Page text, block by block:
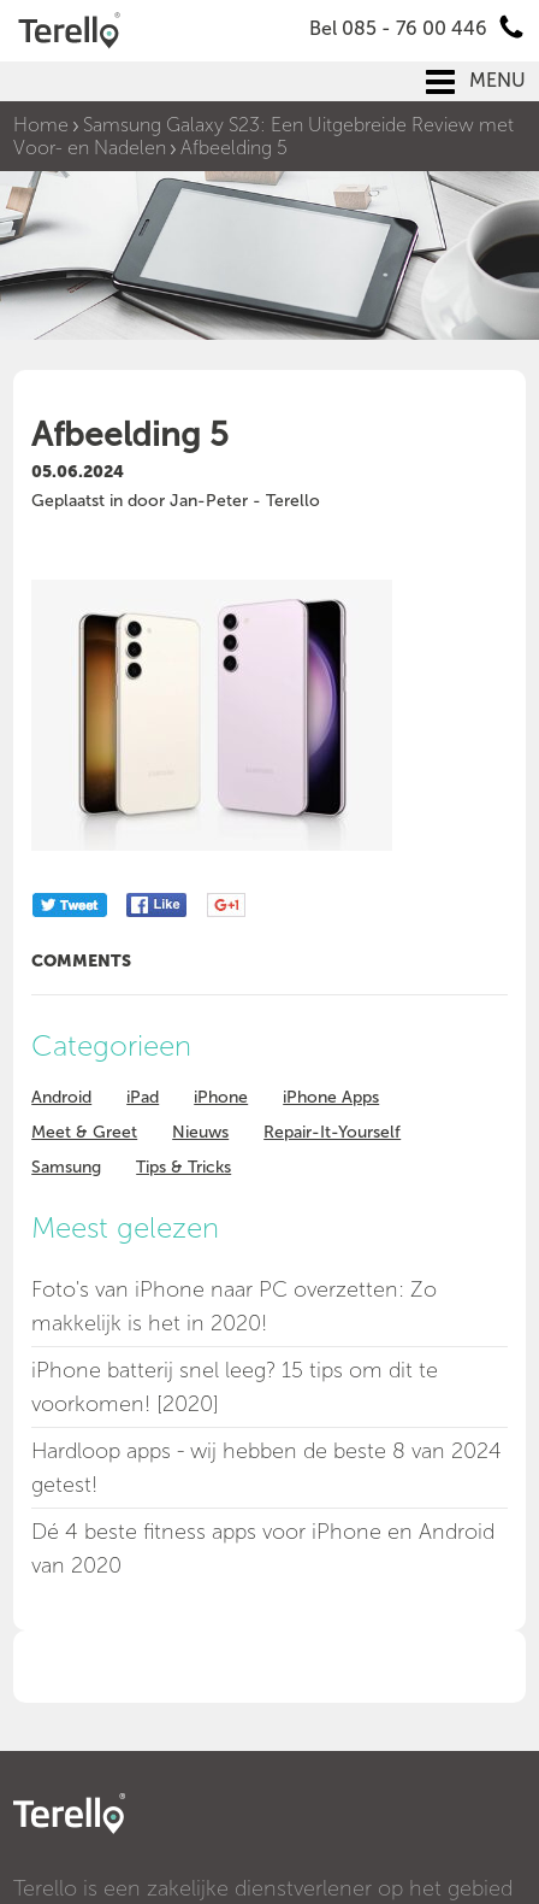
Bel 085 - 76 00 446
MENU
Home
Samsung Galaxy S23: Een Uitgebreide Review met
Voor- en Nadelen
Afbeelding 5
Afbeelding 5
05.06.2024
Geplaatst in door Jan-Peter - Terello
COMMENTS
Categorieen
Android iPad iPhone
iPhone Apps
Meet & Greet
Nieuws
Repair-It-Yourself
Samsung
Tips & Tricks
Meest gelezen
Foto's van iPhone naar PC overzetten: Zo
makkelijk is het in 2020!
iPhone batterij snel leeg? 15 tips om dit te
voorkomen! [2020]
Hardloop apps - wij hebben de beste 8 van 2024
getest!
Dé 4 beste fitness apps voor iPhone en Android
van 2020
Terello is een zakelijke dienstverlener op het gebied